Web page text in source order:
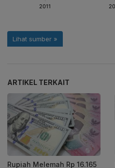
ARTIKEL TERKAIT
Rupiah Melemah Rp 16.165